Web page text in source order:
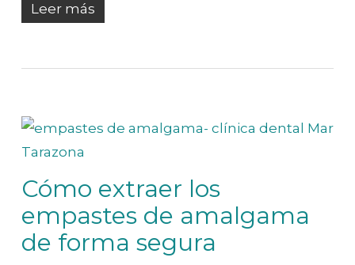
Leer más
Cómo extraer los
empastes de amalgama
de forma segura